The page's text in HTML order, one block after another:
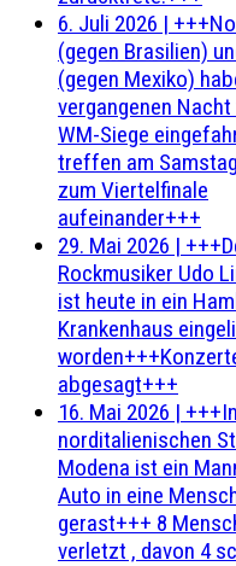
6. Juli 2026 |
(gegen Brasilien)
(gegen Mexiko)
vergangenen
WM-Siege
treffen am
zum Viertelfinale
aufeinander+++
29. Mai 2026 |
Rockmusiker Udo
ist heute in ein
Krankenhaus
abgesagt+++
16. Mai 2026 |
norditalienischen
Modena ist ein
Auto in eine
gerast+++ 8
verletzt , davon 4